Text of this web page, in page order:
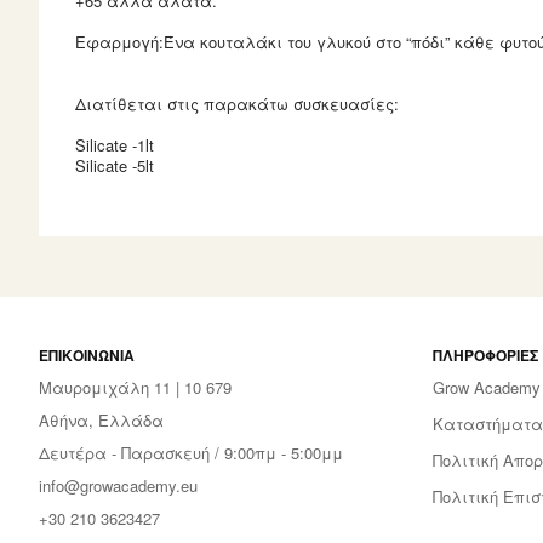
Εφαρμογή:Ένα κουταλάκι του γλυκού στο “πόδι” κάθε
Διατίθεται στις παρακάτω συσκευασίες:
Silicate -1lt
Silicate -5lt
ΕΠΙΚΟΙΝΩΝΊΑ
Μαυρομιχάλη 11 | 10 679
Αθήνα, Ελλάδα
Δευτέρα - Παρασκευή / 9:00πμ - 5:00μμ
info@growacademy.eu
+30 210 3623427
ΠΛΗΡΟΦΟΡΊΕΣ
Grow Academy
Καταστήματα
Πολιτική
Πολιτική